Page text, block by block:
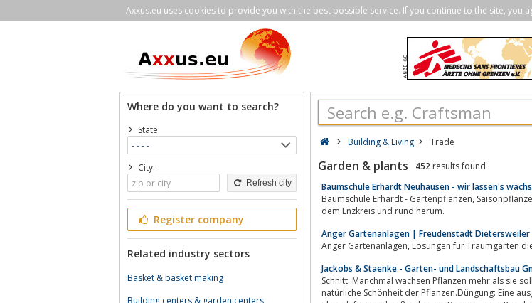
Axxus.eu uses cookies to provide you with the best possible service. If you continue to the site, you
Where do you want to search?
State:
City:
Refresh city
Register company
Related industry sectors
Basket & basket making
Building centers & garden centers
Building & Living Trade
Garden & plants 452 results found
Baumschule Erhardt Neuhausen - wir lassen's
Baumschule Erhardt - Gartenpflanzen, Saisonpflanzen und Gartenzubehör. Wir beraten, pflanzen und pflegen. In Neuhausen,
dem Enzkreis und rund herum.
Anger Gartenanlagen | Freudenstadt Dietersweiler
Anger Gartenanlagen, Lösungen für
Jackobs & Staenke - Garten- und Landschaftsbau
Schnitt: Manchmal wachsen Pflanzen mehr als sie
natürliche Schönheit der Pflanzen.Düngung: Eine